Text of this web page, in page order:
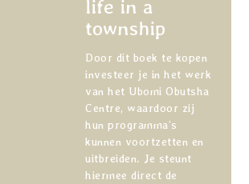
life in a
township
Door dit boek te kopen
investeer je in het werk
van het Ubomi Obutsha
Centre, waardoor zij
hun programma’s
kunnen voortzetten en
uitbreiden. Je steunt
hiermee direct de